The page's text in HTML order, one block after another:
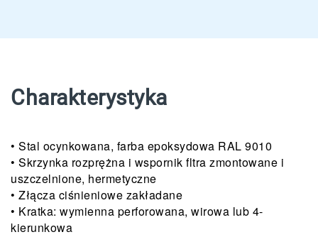
Charakterystyka
• Stal ocynkowana, farba epoksydowa RAL 9010
• Skrzynka rozprężna i wspornik fltra zmontowane i
uszczelnione, hermetyczne
• Złącza ciśnieniowe zakładane
• Kratka: wymienna perforowana, wirowa lub 4-
kierunkowa